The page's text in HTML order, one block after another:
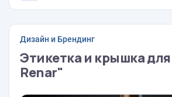
Дизайн и Брендинг
Этикетка и крышка для
Renar"